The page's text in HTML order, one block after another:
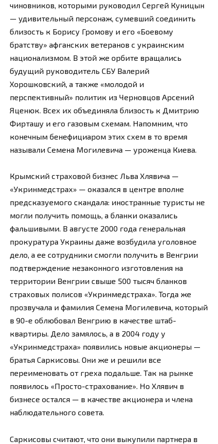
чиновников, которыми руководил Сергей Куницын
— удивительный персонаж, сумевший соединить
близость к Борису Громову и его «Боевому
братству» афганских ветеранов с украинским
национализмом. В этой же орбите вращались
будущий руководитель СБУ Валерий
Хорошковский, а также «молодой и
перспективный» политик из Черновцов Арсений
Яценюк. Всех их объединяла близость к Дмитрию
Фирташу и его газовым схемам. Напомним, что
конечным бенефициаром этих схем в то время
называли Семена Могилевича — уроженца Киева.
Крымский страховой бизнес Льва Хлявича —
«Укринмедстрах» — оказался в центре вполне
предсказуемого скандала: иностранные туристы не
могли получить помощь, а бланки оказались
фальшивыми. В августе 2000 года генеральная
прокуратура Украины даже возбудила уголовное
дело, а ее сотрудники смогли получить в Венгрии
подтверждение незаконного изготовления на
территории Венгрии свыше 500 тысяч бланков
страховых полисов «Укринмедстраха». Тогда же
прозвучала и фамилия Семена Могилевича, который
в 90-е облюбовал Венгрию в качестве штаб-
квартиры. Дело замялось, а в 2004 году у
«Укринмедстраха» появились новые акционеры —
братья Саркисовы. Они же и решили все
переименовать от греха подальше. Так на рынке
появилось «Просто-страхование». Но Хлявич в
бизнесе остался — в качестве акционера и члена
наблюдательного совета.
Саркисовы считают, что они выкупили партнера в